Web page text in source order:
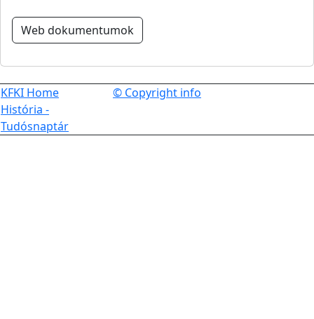
Web dokumentumok
KFKI Home
História -
Tudósnaptár
© Copyright info